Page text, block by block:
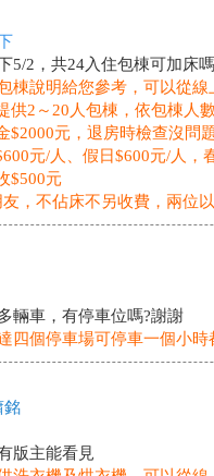
5/2，共24入住包棟可加床嗎
棟說明給您參考，可以從
供2～20人包棟，依包棟人
$2000元，退房時檢查沒問
元/人、假日$600元/人，
$500元
，不佔床不另收費，兩位
輛車，有停車位嗎?謝謝
四個停車場可停車一個小
銘
版主能看見